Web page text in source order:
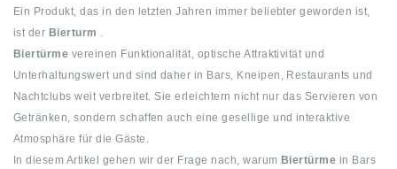
Ein Produkt, das in den letzten Jahren immer beliebter geworden ist,
ist der Bierturm .
Biertürme vereinen Funktionalität, optische Attraktivität und
Unterhaltungswert und sind daher in Bars, Kneipen, Restaurants und
Nachtclubs weit verbreitet. Sie erleichtern nicht nur das Servieren von
Getränken, sondern schaffen auch eine gesellige und interaktive
Atmosphäre für die Gäste.
In diesem Artikel gehen wir der Frage nach, warum Biertürme in Bars